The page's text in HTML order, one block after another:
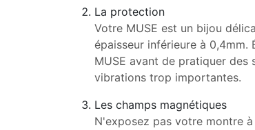
La protection
Votre MUSE est un bijou
épaisseur inférieure à
MUSE avant de pratiquer
vibrations trop importantes.
Les champs magnétiques
N'exposez pas votre montre